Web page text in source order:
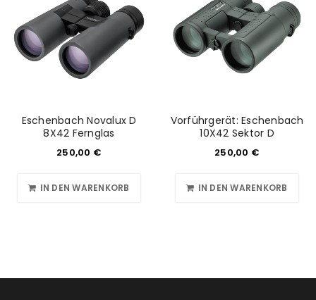
Eschenbach Novalux D
8X42 Fernglas
250,00 €
IN DEN WARENKORB
Vorführgerät: Eschenbach
10X42 Sektor D
250,00 €
IN DEN WARENKORB